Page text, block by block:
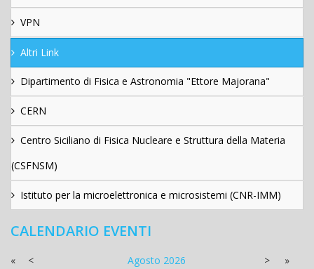
VPN
Altri Link
Dipartimento di Fisica e Astronomia "Ettore Majorana"
CERN
Centro Siciliano di Fisica Nucleare e Struttura della Materia
(CSFNSM)
Istituto per la microelettronica e microsistemi (CNR-IMM)
CALENDARIO EVENTI
« < Agosto 2026 >
»